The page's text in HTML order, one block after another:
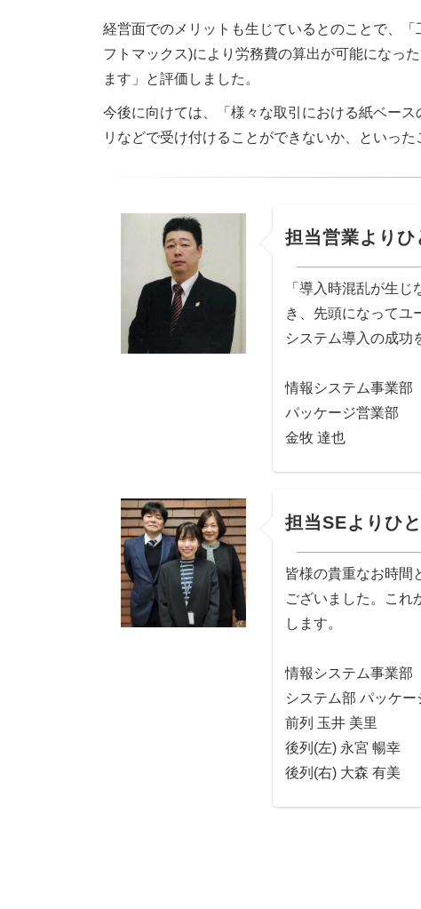
経営面でのメリットも生じているとのことで、
フトマックス)により労務費の算出が可能になっ
ます」と評価しました。
今後に向けては、「様々な取引における紙ベー
リなどで受け付けることができないか、といっ
担当営業よりひ
「導入時混乱が生
き、先頭になってユ
システム導入の成功
情報システム事業部
パッケージ営業部
金牧 達也
担当SEよりひ
皆様の貴重なお時間
ございました。これ
します。
情報システム事業部
システム部 パッケ
前列 玉井 美里
後列(左) 永宮 暢幸
後列(右) 大森 有美